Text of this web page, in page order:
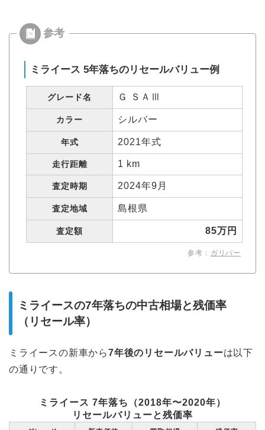
ミライース 5年落ちのリセールバリュー例
グレード名 Ｇ ＳＡⅢ
カラー シルバー
年式 2021年式
走行距離 1 km
査定時期 2024年9月
査定地域 島根県
査定額 85万円
参考： ガリバー
ミライースの7年落ちの中古相場と残価率
（リセール率）
ミライースの新車から7年後の リセールバリューは以下
の通りです。
ミライース 7年落ち（2018年〜2020年）
リセールバリューと残価率